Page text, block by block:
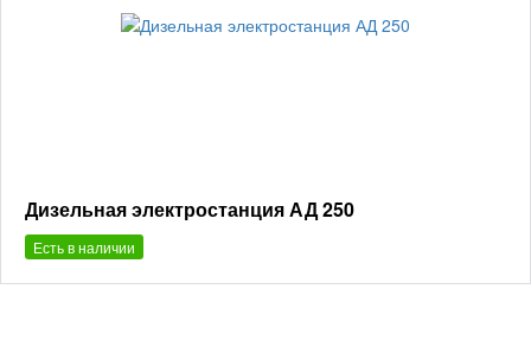
Дизельная электростанция АД 250
Есть в наличии